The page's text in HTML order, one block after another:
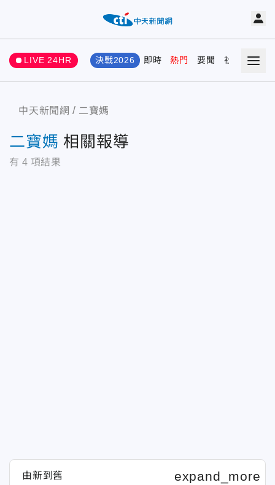
LIVE 24HR 決戰2026 即時 熱門 要聞 社會 娛樂
中天新聞網 二寶媽
二寶媽 相關報導
有 4 項結果